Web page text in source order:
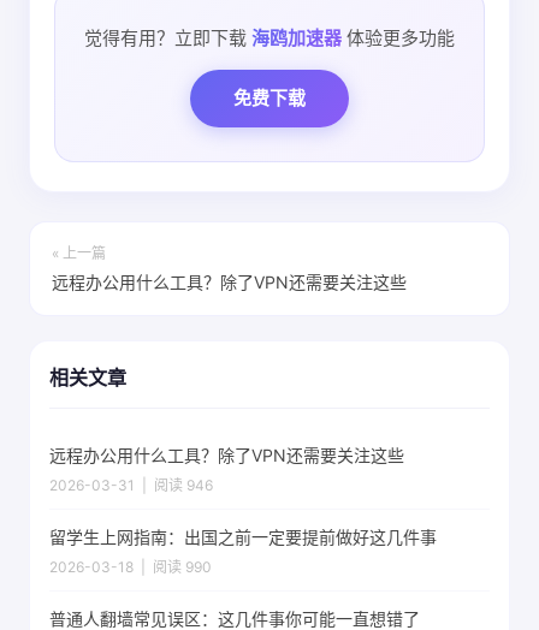
觉得有用？立即下载 海鸥加速器 体验更多功能
免费下载
« 上一篇
远程办公用什么工具？除了VPN还需要关注这些
相关文章
远程办公用什么工具？除了VPN还需要关注这些
2026-03-31 | 阅读 946
留学生上网指南：出国之前一定要提前做好这几件事
2026-03-18 | 阅读 990
普通人翻墙常见误区：这几件事你可能一直想错了